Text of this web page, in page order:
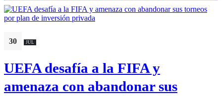
30 JUL
UEFA desafía a la FIFA y
amenaza con abandonar sus